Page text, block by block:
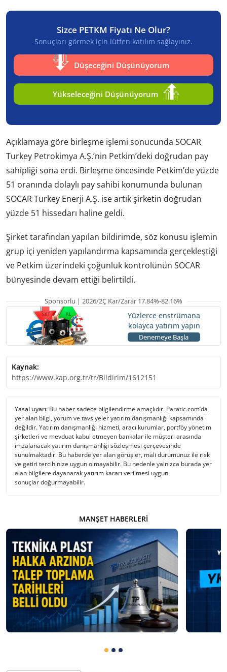
Sizce PETKM Fiyatı Ne Olur?
Sonuçları görmek için lütfen katılım sağlayınız.
Düşeceğini Düşünüyorum
Yükseleceğini Düşünüyorum
Açıklamaya göre birleşme işlemi sonucunda SOCAR
Turkey Petrokimya A.Ş.’nin Petkim’deki doğrudan pay
sahipliği sona erdi. Birleşme öncesinde Petkim’de yüzde
51 oranında dolaylı pay sahibi konumunda bulunan
SOCAR Turkey Enerji A.Ş. ise artık şirketin doğrudan
yüzde 51 hissedarı haline geldi.
Şirket tarafından yapılan bildirimde, söz konusu işlemin
grup içi yeniden yapılandırma kapsamında gerçekleştiği
ve Petkim üzerindeki çoğunluk kontrolünün SOCAR
bünyesinde devam ettiği belirtildi.
Sponsorlu | 2026/2Ç Kar/Zarar 17.84%-82.16%
Yüzlerce enstrümana
kolayca yatırım yapın
Denemeye Başla
Kaynak:
https://www.kap.org.tr/tr/Bildirim/1612151
Yasal uyarı: Bu haber sadece bilgilendirme amaçlıdır. Paratic.com’da
yer alan bilgi, yorum ve tavsiyeler yatırım danışmanlığı kapsamında
değildir. Yatırım danışmanlığı hizmeti, aracı kurumlar, portföy yönetim
şirketleri ve mevduat kabul etmeyen bankalar ile müşteri arasında
imzalanacak yatırım danışmanlığı sözleşmesi çerçevesinde
sunulmaktadır. Bu haberde yer alan görüşler, mali durumunuz ile risk
ve getiri tercihinize uygun olmayabilir. Bu nedenle yalnızca burada yer
alan bilgilere dayanarak yatırım kararı verilmesi uygun
sonuçlar doğurmayabilir.
MANŞET HABERLERI